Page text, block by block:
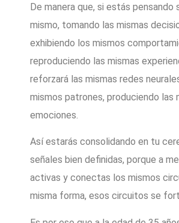
De manera que, si estás pensando
mismo, tomando las mismas
exhibiendo los mismos
reproduciendo las mismas
reforzará las mismas redes
mismos patrones, produciendo las
emociones.
Así estarás consolidando en tu
señales bien definidas, porque a
activas y conectas los mismos
misma forma, esos circuitos se